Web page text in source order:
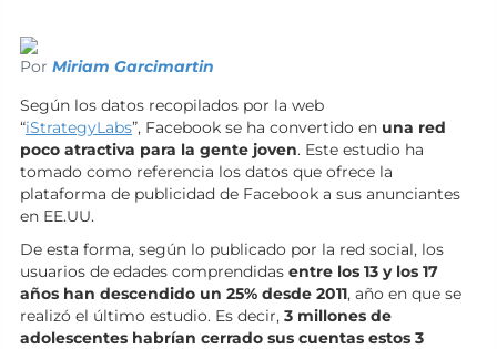
Por Miriam Garcimartin
Según los datos recopilados por la web
“iStrategyLabs”, Facebook se ha convertido en una red
poco atractiva para la gente joven. Este estudio ha
tomado como referencia los datos que ofrece la
plataforma de publicidad de Facebook a sus anunciantes
en EE.UU.
De esta forma, según lo publicado por la red social, los
usuarios de edades comprendidas entre los 13 y los 17
años han descendido un 25% desde 2011, año en que se
realizó el último estudio. Es decir, 3 millones de
adolescentes habrían cerrado sus cuentas estos 3